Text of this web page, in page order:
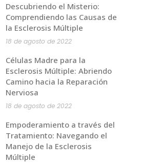
Descubriendo el Misterio:
Comprendiendo las Causas de
la Esclerosis Múltiple
18 de agosto de 2022
Células Madre para la
Esclerosis Múltiple: Abriendo
Camino hacia la Reparación
Nerviosa
18 de agosto de 2022
Empoderamiento a través del
Tratamiento: Navegando el
Manejo de la Esclerosis
Múltiple